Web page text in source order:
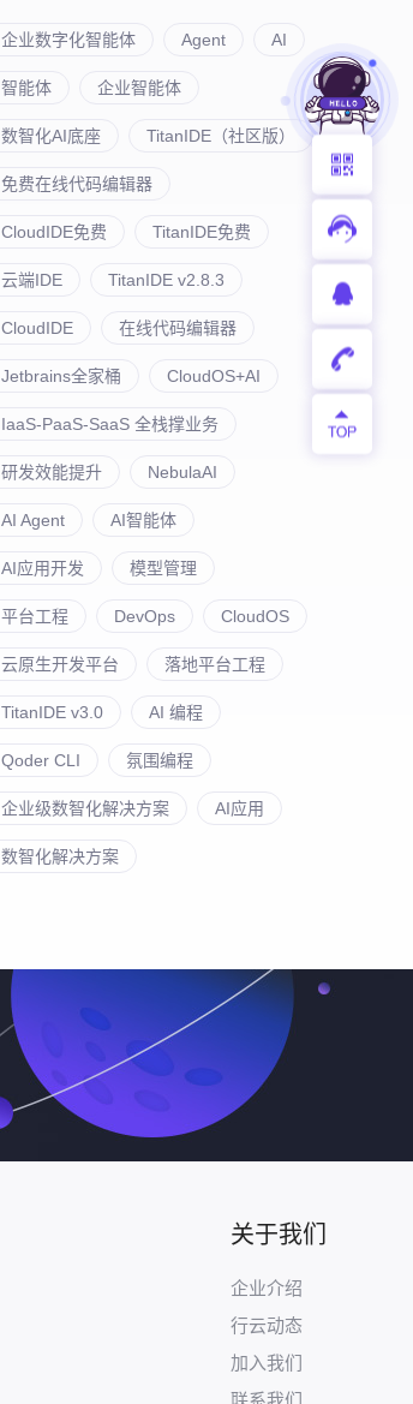
企业数字化智能体 Agent AI
智能体 企业智能体
数智化AI底座 TitanIDE（社区版）
免费在线代码编辑器
CloudIDE免费 TitanIDE免费
云端IDE TitanIDE v2.8.3
CloudIDE 在线代码编辑器
Jetbrains全家桶 CloudOS+AI
IaaS-PaaS-SaaS 全栈撑业务
研发效能提升 NebulaAI
AI Agent AI智能体
AI应用开发 模型管理
平台工程 DevOps CloudOS
云原生开发平台 落地平台工程
TitanIDE v3.0 AI 编程
Qoder CLI 氛围编程
企业级数智化解决方案 AI应用
数智化解决方案
关于我们
企业介绍
行云动态
加入我们
联系我们